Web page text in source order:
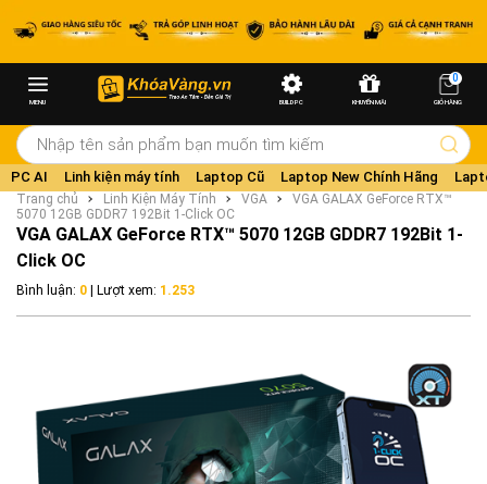
MENU BUILD PC KHUYẾN MÃI
0
GIỎ HÀNG
PC AI Linh kiện máy tính Laptop Cũ Laptop New Chính Hãng
Trang chủ Linh Kiện Máy Tính VGA
VGA GALAX GeForce RTX™
5070 12GB GDDR7 192Bit 1-Click OC
VGA GALAX GeForce RTX™ 5070 12GB GDDR7 192Bit 1-
Click OC
Bình luận: 0 | Lượt xem: 1.253